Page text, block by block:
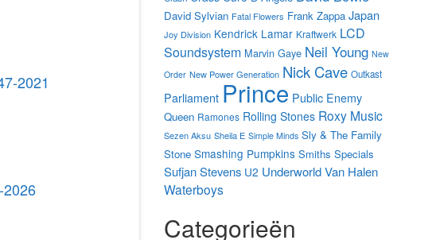
2021
David Sylvian Fatal Flowers Frank Zappa Japan
Joy Division Kendrick Lamar Kraftwerk LCD
Soundsystem Marvin Gaye Neil Young New
Order New Power Generation Nick Cave Outkast
Parliament Prince Public Enemy
Queen Ramones Rolling Stones Roxy Music
Sezen Aksu Sheila E Simple Minds Sly & The Family
Stone Smashing Pumpkins Smiths Specials
Sufjan Stevens U2 UnderworldVan Halen
Waterboys
Categorieën